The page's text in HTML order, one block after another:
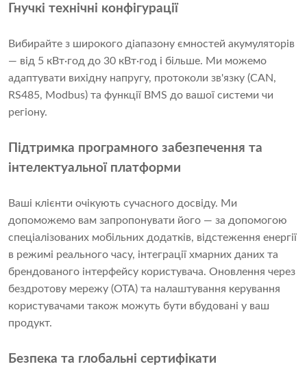
Гнучкі технічні конфігурації
Вибирайте з широкого діапазону ємностей акумуляторів
— від 5 кВт·год до 30 кВт·год і більше. Ми можемо
адаптувати вихідну напругу, протоколи зв'язку (CAN,
RS485, Modbus) та функції BMS до вашої системи чи
регіону.
Підтримка програмного забезпечення та
інтелектуальної платформи
Ваші клієнти очікують сучасного досвіду. Ми
допоможемо вам запропонувати його — за допомогою
спеціалізованих мобільних додатків, відстеження енергії
в режимі реального часу, інтеграції хмарних даних та
брендованого інтерфейсу користувача. Оновлення через
бездротову мережу (OTA) та налаштування керування
користувачами також можуть бути вбудовані у ваш
продукт.
Безпека та глобальні сертифікати